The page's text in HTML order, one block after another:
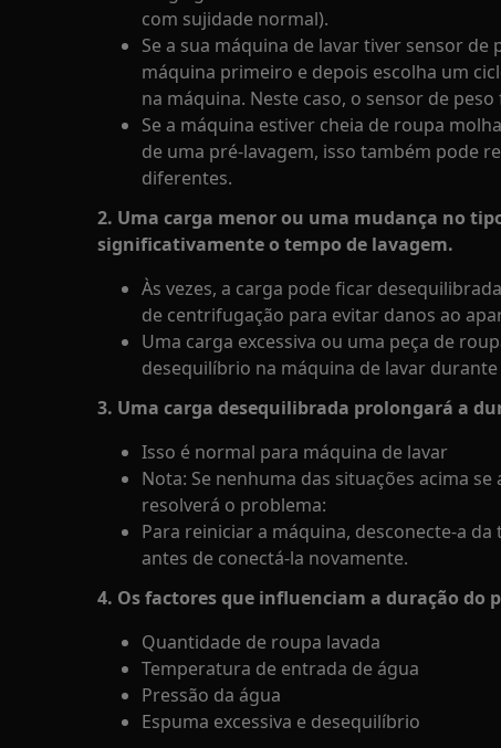
com sujidade normal).
Se a sua máquina de lavar tiver sensor
máquina primeiro e depois escolha um
na máquina. Neste caso, o sensor de
Se a máquina estiver cheia de roupa
de uma pré-lavagem, isso também pode
diferentes.
2. Uma carga menor ou uma mudança no
significativamente o tempo de lavagem.
Às vezes, a carga pode ficar
de centrifugação para evitar danos ao
Uma carga excessiva ou uma peça de
desequilíbrio na máquina de lavar
3. Uma carga desequilibrada prolongará a
Isso é normal para máquina de lavar
Nota: Se nenhuma das situações acima
resolverá o problema:
Para reiniciar a máquina, desconecte-a
antes de conectá-la novamente.
4. Os factores que influenciam a duração do
Quantidade de roupa lavada
Temperatura de entrada de água
Pressão da água
Espuma excessiva e desequilíbrio